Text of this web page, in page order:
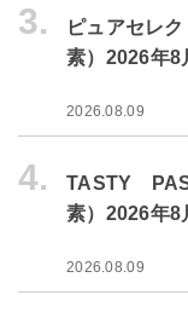
3.
ピュアセレ
素）2026年8
2026.08.09
4.
TASTY
素）2026年8
2026.08.09